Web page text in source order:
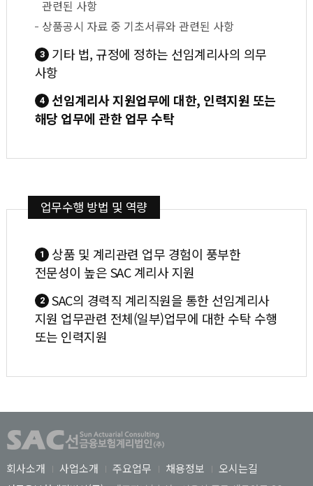
관련된 사항
상품공시 자료 중 기초서류와 관련된 사항
3 기타 법, 규정에 정하는 선임계리사의 의무
사항
4
선임계리사 지원업무에 대한, 인력지원 또는
해당 업무에 관한 업무 수탁
업무수행 방법 및 역량
1 상품 및 계리관련 업무 경험이 풍부한
전문성이 높은 SAC 계리사 지원
2 SAC의 경력직 계리직원을 통한 선임계리사
지원 업무관련 전체(일부)업무에 대한 수탁 수행
또는 인력지원
회사소개 사업소개 주요업무 채용정보 오시는길